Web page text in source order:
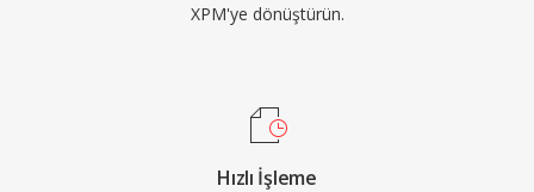
XPM'ye dönüştürün.
Hızlı İşleme